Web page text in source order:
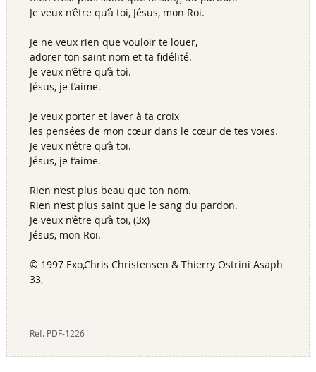
Je veux n’être qu’à toi, Jésus, mon Roi.
Je ne veux rien que vouloir te louer,
adorer ton saint nom et ta fidélité.
Je veux n’être qu’à toi.
Jésus, je t’aime.
Je veux porter et laver à ta croix
les pensées de mon cœur dans le cœur de tes voies.
Je veux n’être qu’à toi.
Jésus, je t’aime.
Rien n’est plus beau que ton nom.
Rien n’est plus saint que le sang du pardon.
Je veux n’être qu’à toi, (3x)
Jésus, mon Roi.
© 1997 Exo,Chris Christensen & Thierry Ostrini Asaph
33,
Réf. PDF-1226